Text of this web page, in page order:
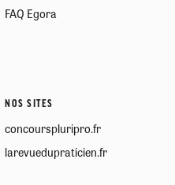
FAQ Egora
NOS SITES
concourspluripro.fr
larevuedupraticien.fr